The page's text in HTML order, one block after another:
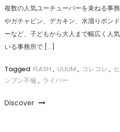
複数の人気ユーチューバーを束ねる事
やガチャピン、デカキン、水溜りボン
ーなど、子どもから大人まで幅広く人
いる事務所で […]
Tagged FLASH , UUUM , コレコレ ,
ンブン不倫 , ライバー
Discover